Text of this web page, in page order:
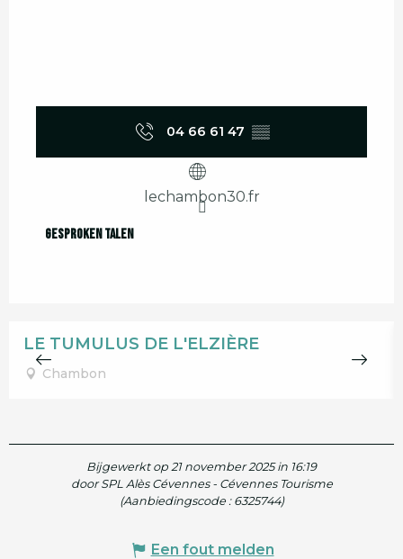
04 66 61 47 ▒▒
lechambon30.fr
Gesproken talen
Gesproken talen
LE TUMULUS DE L'ELZIÈRE
Chambon
Bijgewerkt op 21 november 2025 in 16:19
door SPL Alès Cévennes - Cévennes Tourisme
(Aanbiedingscode : 6325744)
Een fout melden